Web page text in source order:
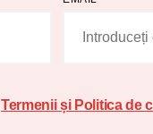
Termenii și Politica de